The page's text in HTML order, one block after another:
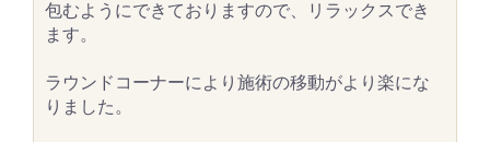
包むようにできておりますので、リラックスでき
ます。
ラウンドコーナーにより施術の移動がより楽にな
りました。